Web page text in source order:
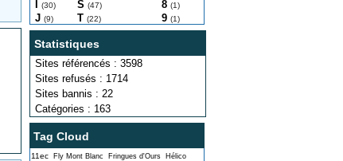
(30)
J (9)
S (47)
T (22)
8 (1)
9 (1)
Statistiques
Sites référencés : 3598
Sites refusés : 1714
Sites bannis : 22
Catégories : 163
Tag Cloud
11ec Fly Mont Blanc Fringues d'Ours
Hélico